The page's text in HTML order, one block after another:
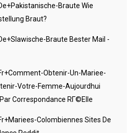
Braute Wie
Braut?
Braute Bester Mail -
Obtenir-Un-Mariee-
Votre-Femme-Aujourdhui
Correspondance RГ©elle
Colombiennes Sites De